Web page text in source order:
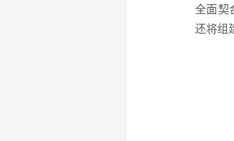
全面契
还将组